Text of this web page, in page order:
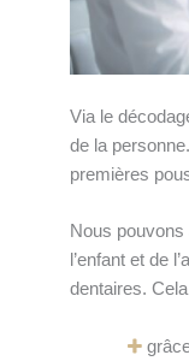
Via le
de la
premières
Nous
l’enfant et de
dentaires.